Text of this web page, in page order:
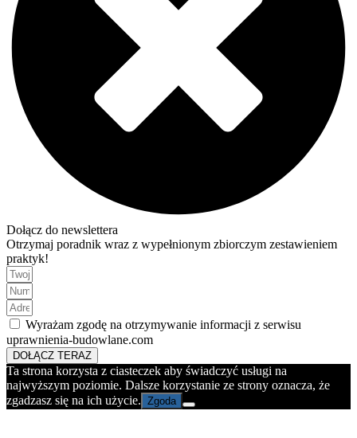
Dołącz do newslettera
Otrzymaj poradnik wraz z wypełnionym zbiorczym zestawieniem
praktyk!
Wyrażam zgodę na otrzymywanie informacji z serwisu
uprawnienia-budowlane.com
DOŁĄCZ TERAZ
Ta strona korzysta z ciasteczek aby świadczyć usługi na
najwyższym poziomie. Dalsze korzystanie ze strony oznacza, że
zgadzasz się na ich użycie. Zgoda